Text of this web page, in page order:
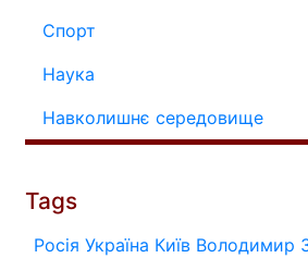
Спорт
Наука
Навколишнє середовище
Tags
Росія Україна Київ Володимир